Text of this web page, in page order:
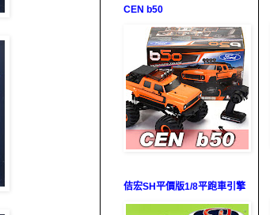
CEN b50
佶宏SH平價版1/8平跑車引擎